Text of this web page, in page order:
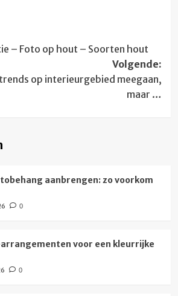
– Foto op hout – Soorten hout
Volgende:
op interieurgebied meegaan,
maar …
aanbrengen: zo voorkom
0
voor een kleurrijke
0